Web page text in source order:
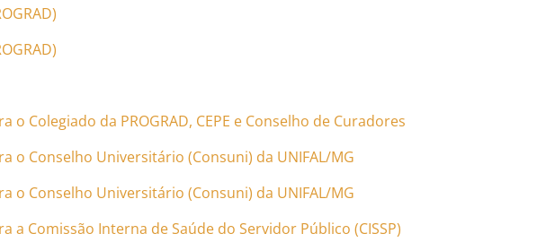
Colegiado da PROGRAD, CEPE e Conselho de Curadores
o Conselho Universitário (Consuni) da UNIFAL/MG
o Conselho Universitário (Consuni) da UNIFAL/MG
Comissão Interna de Saúde do Servidor Público (CISSP)